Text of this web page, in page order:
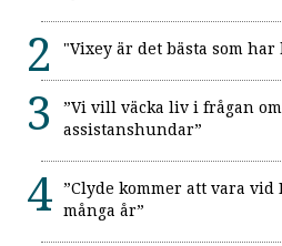
"Vixey är det bästa som har
”Vi vill väcka liv i frågan
assistanshundar”
”Clyde kommer att vara
många år”